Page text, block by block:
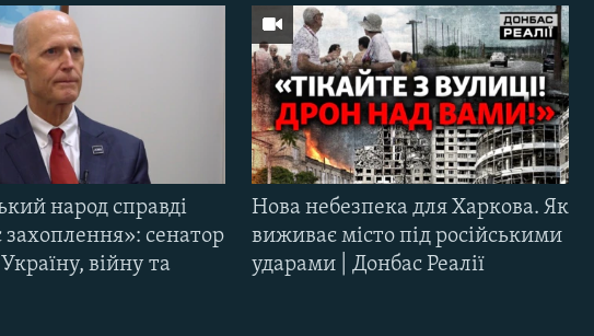
народ справді
захоплення»: сенатор
війну та
Нова небезпека для Харкова. Як
виживає місто під російськими
ударами | Донбас Реалії